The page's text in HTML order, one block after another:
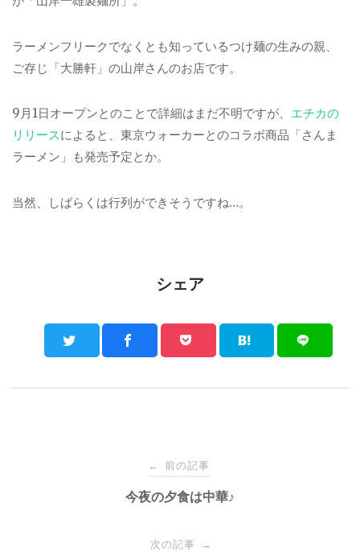
ラーメンフリークでなくとも知っているつけ麺の生みの親、
ご存じ「大勝軒」の山岸さんのお店です。
9月1日オープンとのことで詳細はまだ不明ですが、 エチカの
リリースによると、東京ウォーカーとのコラボ商品「さんま
ラーメン」も発売予定とか。
当然、しばらくは行列ができそうですね…。
シェア
navigation
← 前の記事
今夜の夕食は中華♪
次の記事 →